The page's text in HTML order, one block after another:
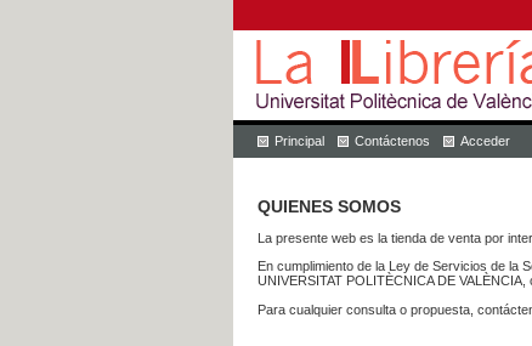
Principal Contáctenos Acceder
QUIENES SOMOS
La presente web es la tienda de venta por
En cumplimiento de la Ley de Servicios de la
UNIVERSITAT POLITÈCNICA DE
Para cualquier consulta o propuesta,